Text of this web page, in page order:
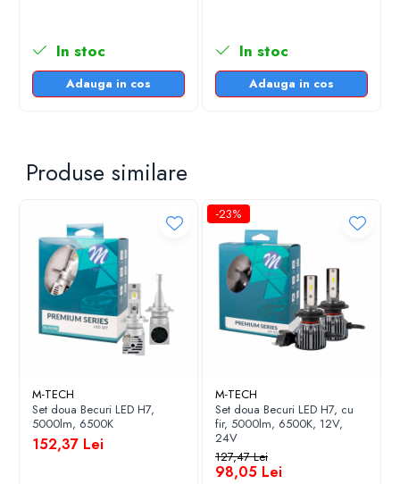
In stoc
Adauga in cos
In stoc
Adauga in cos
Produse similare
M-TECH
Set doua Becuri LED H7,
5000lm, 6500K
152,37 Lei
-23%
M-TECH
Set doua Becuri LED H7, cu
fir, 5000lm, 6500K, 12V,
24V
127,47 Lei
98,05 Lei